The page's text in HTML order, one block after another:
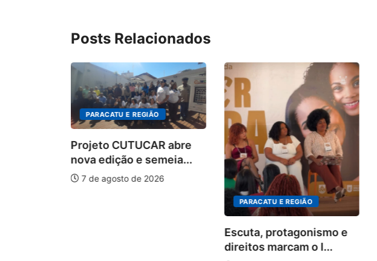
Posts Relacionados
PARACATU E REGIÃO
Projeto CUTUCAR abre
nova edição e semeia...
7 de agosto de 2026
PARACATU E REGIÃO
Escuta, protagonismo e
direitos marcam o I...